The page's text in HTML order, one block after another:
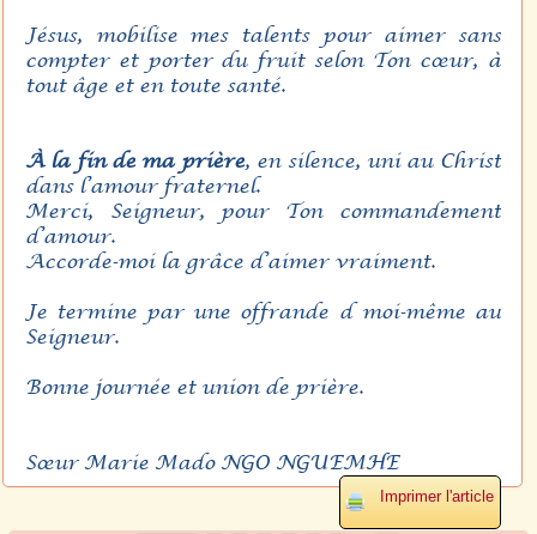
Jésus, mobilise mes talents pour aimer sans
compter et porter du fruit selon Ton cœur, à
tout âge et en toute santé.
À la fin de ma prière, en silence, uni au Christ
dans l’amour fraternel.
Merci, Seigneur, pour Ton commandement
d’amour.
Accorde-moi la grâce d’aimer vraiment.
Je termine par une offrande d moi-même au
Seigneur.
Bonne journée et union de prière.
Sœur Marie Mado NGO NGUEMHE
Imprimer l'article